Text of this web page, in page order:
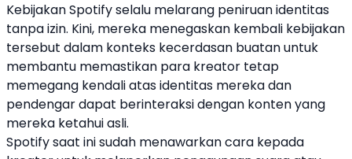
KebijakanSpotifyselalu melarang peniruan identitas
tanpa izin. Kini, mereka menegaskan kembali kebijakan
tersebut dalam konteks kecerdasan buatan untuk
membantu memastikan para kreator tetap
memegang kendali atas identitas mereka dan
pendengar dapat berinteraksi dengan konten yang
mereka ketahui asli.
Spotifysaat ini sudah menawarkan cara kepada